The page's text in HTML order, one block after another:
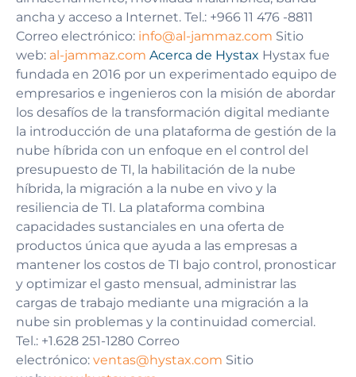
ancha y acceso a Internet. Tel.: +966 11 476 -8811
Correo electrónico: info@al-jammaz.com Sitio
web: al-jammaz.com Acerca de Hystax Hystax fue
fundada en 2016 por un experimentado equipo de
empresarios e ingenieros con la misión de abordar
los desafíos de la transformación digital mediante
la introducción de una plataforma de gestión de la
nube híbrida con un enfoque en el control del
presupuesto de TI, la habilitación de la nube
híbrida, la migración a la nube en vivo y la
resiliencia de TI. La plataforma combina
capacidades sustanciales en una oferta de
productos única que ayuda a las empresas a
mantener los costos de TI bajo control, pronosticar
y optimizar el gasto mensual, administrar las
cargas de trabajo mediante una migración a la
nube sin problemas y la continuidad comercial.
Tel.: +1.628 251-1280 Correo
electrónico: ventas@hystax.com Sitio